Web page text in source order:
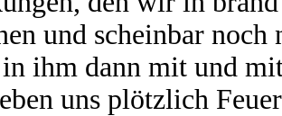
und scheinbar
ihm dann mit und
uns plötzlich